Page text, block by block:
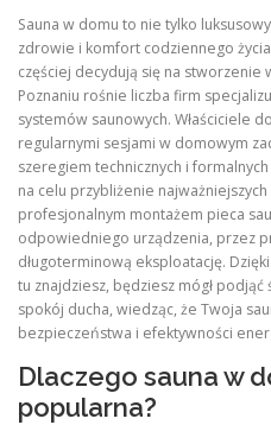
Sauna w domu to nie tylko
zdrowie i komfort codziennego
częściej decydują się na stworzenie
Poznaniu rośnie liczba firm
systemów saunowych. Właściciele
regularnymi sesjami w domowym
szeregiem technicznych i
na celu przybliżenie
profesjonalnym montażem pieca
odpowiedniego urządzenia, przez
długoterminową eksploatację.
tu znajdziesz, będziesz mógł
spokój ducha, wiedząc, że Twoja
bezpieczeństwa i efektywności
Dlaczego sauna w
popularna?